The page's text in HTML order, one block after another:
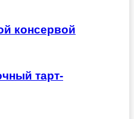
консервой
тарт-